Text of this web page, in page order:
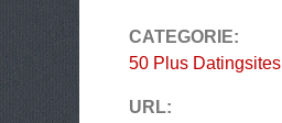
CATEGORIE:
50 Plus Datingsites
URL: